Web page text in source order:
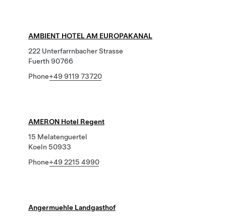
AMBIENT HOTEL AM EUROPAKANAL
222 Unterfarrnbacher Strasse
Fuerth 90766
Phone+49 9119 73720
AMERON Hotel Regent
15 Melatenguertel
Koeln 50933
Phone+49 2215 4990
Angermuehle Landgasthof